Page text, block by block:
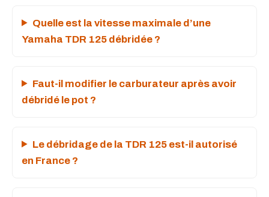
Quelle est la vitesse maximale d’une
Yamaha TDR 125 débridée ?
Faut-il modifier le carburateur après avoir
débridé le pot ?
Le débridage de la TDR 125 est-il autorisé
en France ?